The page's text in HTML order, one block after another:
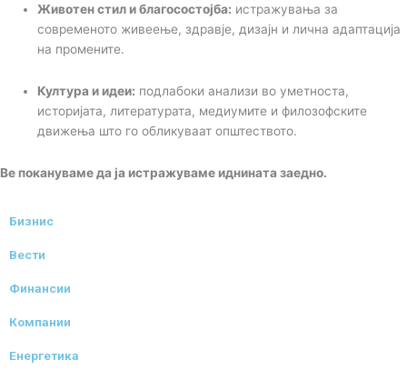
Животен стил и благосостојба: истражувања за
современото живеење, здравје, дизајн и лична адаптација
на промените.
Култура и идеи: подлабоки анализи во уметноста,
историјата, литературата, медиумите и филозофските
движења што го обликуваат општеството.
Ве покануваме да ја истражуваме иднината заедно.
Бизнис
Вести
Финансии
Компании
Енергетика